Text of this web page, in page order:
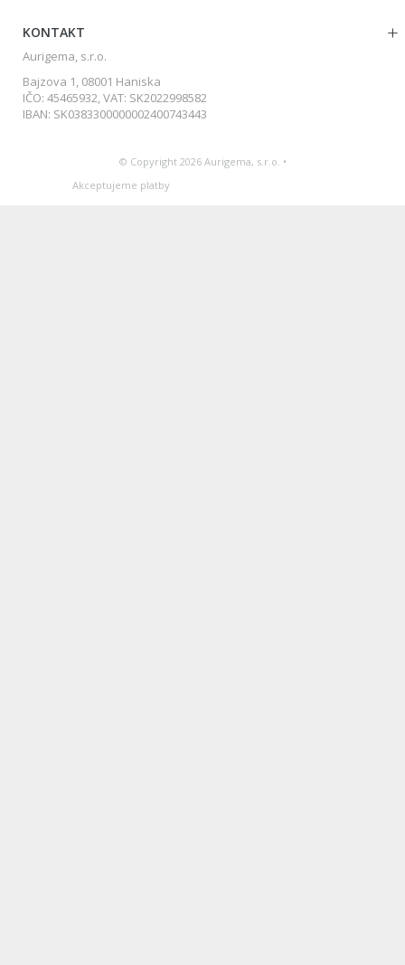
KONTAKT
Aurigema, s.r.o.
Bajzova 1, 08001 Haniska
IČO: 45465932, VAT: SK2022998582
IBAN: SK0383300000002400743443
© Copyright 2026 Aurigema, s.r.o. •
Akceptujeme platby